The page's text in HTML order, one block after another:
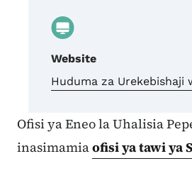
Website
Huduma za Urekebishaji
Ofisi ya Eneo la Uhalisia
inasimamiaofisi ya tawi ya